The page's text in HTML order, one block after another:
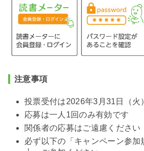
注意事項
投票受付は2026年3月31日（火
応募は一人1回のみ有効です
関係者の応募はご遠慮ください
必ず以下の「キャンペーン参加